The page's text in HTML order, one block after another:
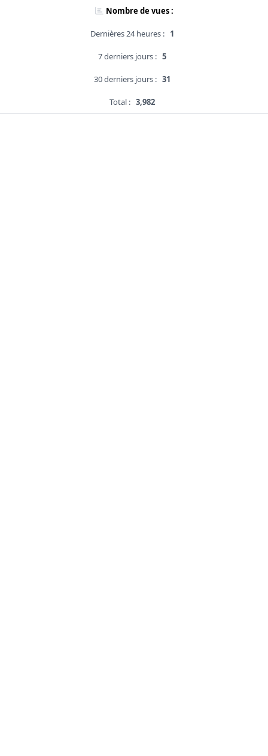
Nombre de vues :
Dernières 24 heures : 1
7 derniers jours : 5
30 derniers jours : 31
Total : 3,982